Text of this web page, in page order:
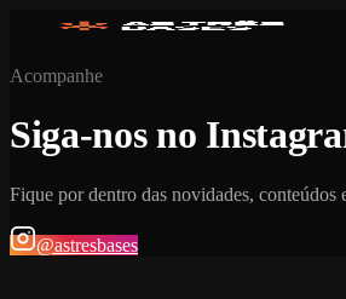
Acompanhe
Siga-nos no
Fique por dentro das novidades, conteúdos
@astresbases